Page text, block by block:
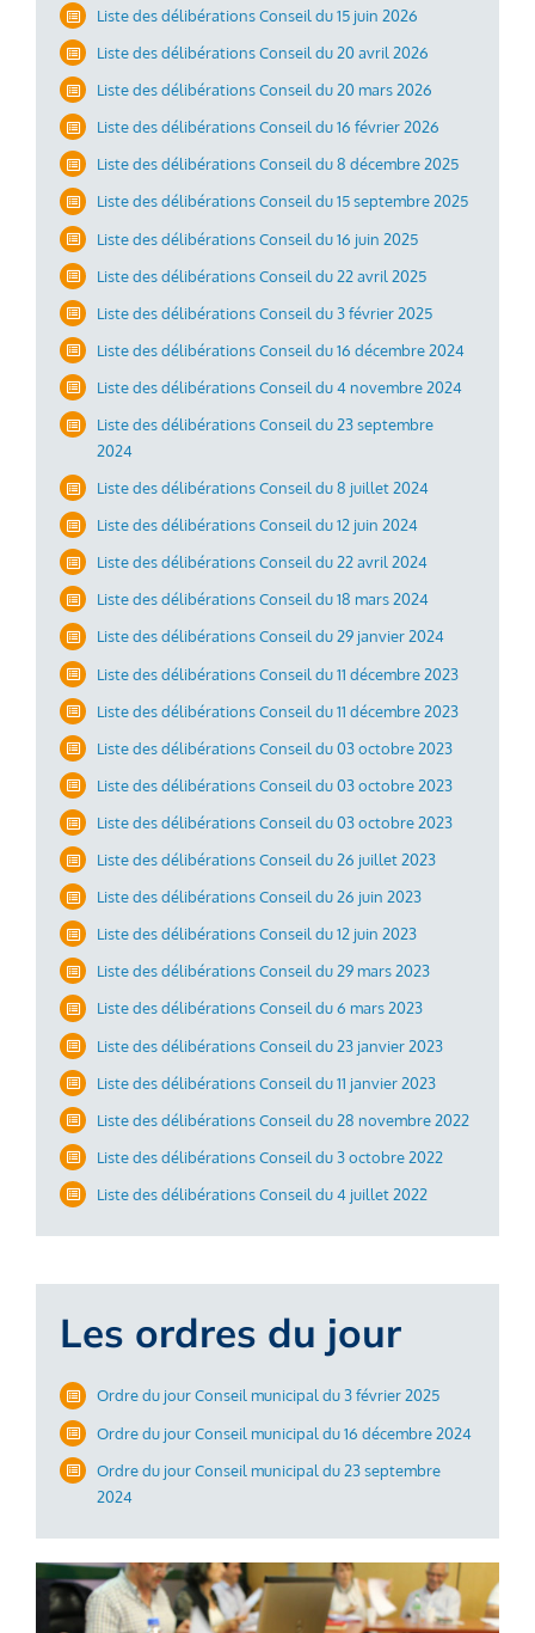
Liste des délibérations Conseil du 15 juin 2026
Liste des délibérations Conseil du 20 avril 2026
Liste des délibérations Conseil du 20 mars 2026
Liste des délibérations Conseil du 16 février 2026
Liste des délibérations Conseil du 8 décembre 2025
Liste des délibérations Conseil du 15 septembre 2025
Liste des délibérations Conseil du 16 juin 2025
Liste des délibérations Conseil du 22 avril 2025
Liste des délibérations Conseil du 3 février 2025
Liste des délibérations Conseil du 16 décembre 2024
Liste des délibérations Conseil du 4 novembre 2024
Liste des délibérations Conseil du 23 septembre
2024
Liste des délibérations Conseil du 8 juillet 2024
Liste des délibérations Conseil du 12 juin 2024
Liste des délibérations Conseil du 22 avril 2024
Liste des délibérations Conseil du 18 mars 2024
Liste des délibérations Conseil du 29 janvier 2024
Liste des délibérations Conseil du 11 décembre 2023
Liste des délibérations Conseil du 11 décembre 2023
Liste des délibérations Conseil du 03 octobre 2023
Liste des délibérations Conseil du 03 octobre 2023
Liste des délibérations Conseil du 03 octobre 2023
Liste des délibérations Conseil du 26 juillet 2023
Liste des délibérations Conseil du 26 juin 2023
Liste des délibérations Conseil du 12 juin 2023
Liste des délibérations Conseil du 29 mars 2023
Liste des délibérations Conseil du 6 mars 2023
Liste des délibérations Conseil du 23 janvier 2023
Liste des délibérations Conseil du 11 janvier 2023
Liste des délibérations Conseil du 28 novembre 2022
Liste des délibérations Conseil du 3 octobre 2022
Liste des délibérations Conseil du 4 juillet 2022
Les ordres du jour
Ordre du jour Conseil municipal du 3 février 2025
Ordre du jour Conseil municipal du 16 décembre 2024
Ordre du jour Conseil municipal du 23 septembre
2024